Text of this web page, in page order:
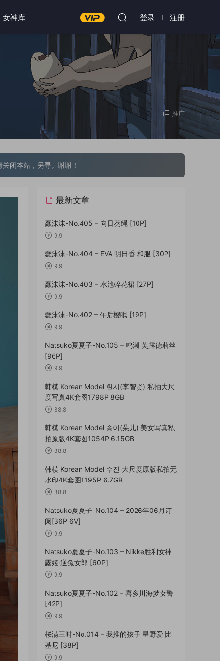
女神库 登录 注册
推广
闭本站，另寻。谢谢！
最新文章
蠢沫沫-No.405 – 向日葵绳 [10P]
9.9
蠢沫沫-No.404 – EVA 明日香 和服 [30P]
9.9
蠢沫沫-No.403 – 水池碎花裙 [27P]
9.9
蠢沫沫-No.402 – 午后樱眠 [19P]
9.9
Natsuko夏夏子-No.105 – 鸣潮 芙露德莉丝
[96P]
9.9
韩模 Korean Model 현지(李智贤) 私拍大尺
度写真4K套图1798P 8GB
38.8
韩模 Korean Model 송이(朵儿) 美女写真私
拍原版4K套图1054P 6.15GB
38.8
韩模 Korean Model 수진 大尺度原版私拍无
水印4K套图1195P 6.7GB
38.8
Natsuko夏夏子-No.104 – 2026年06月订
阅[36P 6V]
9.9
Natsuko夏夏子-No.103 – Nikke胜利女神
露姬·逆兔女郎 [60P]
9.9
Natsuko夏夏子-No.102 – 喜多川海梦女警
[42P]
9.9
桜满三时-No.014 – 我推的孩子 星野爱 比
基尼 [38P]
9.9